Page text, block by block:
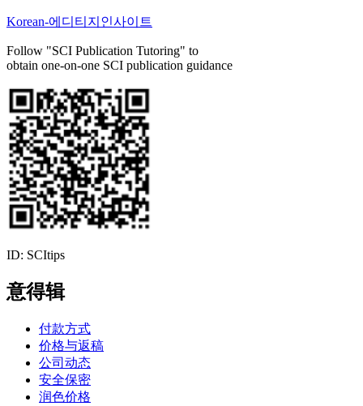
Korean-에디티지인사이트
Follow "SCI Publication Tutoring" to
obtain one-on-one SCI publication guidance
ID: SCItips
意得辑
付款方式
价格与返稿
公司动态
安全保密
润色价格